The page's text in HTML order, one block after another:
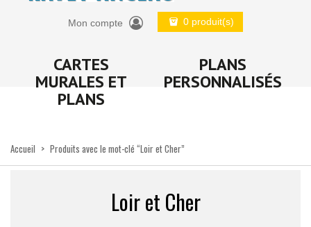
Mon compte 0 produit(s)
CARTES
MURALES ET
PLANS
PLANS
PERSONNALISÉS
Accueil > Produits avec le mot-clé “Loir et Cher”
Loir et Cher